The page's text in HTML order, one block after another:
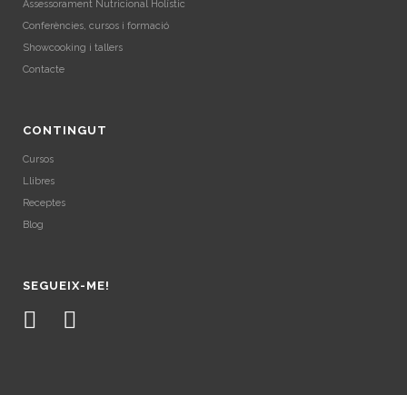
Assessorament Nutricional Holístic
Conferències, cursos i formació
Showcooking i tallers
Contacte
CONTINGUT
Cursos
Llibres
Receptes
Blog
SEGUEIX-ME!